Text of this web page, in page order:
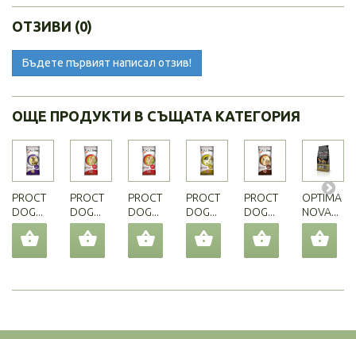
ОТЗИВИ (0)
Бъдете първият написал отзив!
ОЩЕ ПРОДУКТИ В СЪЩАТА КАТЕГОРИЯ
PROCT
DOG...
PROCT
DOG...
PROCT
DOG...
PROCT
DOG...
PROCT
DOG...
OPTIMA
NOVA...